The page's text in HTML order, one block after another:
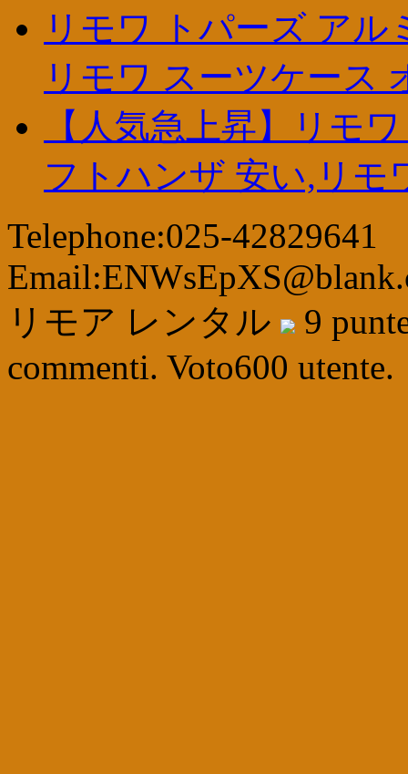
リモワ トパーズ ア
リモワ スーツケース
【人気急上昇】リモ
フトハンザ 安い,リモ
Telephone:025-42829641
リモア レンタル
9
commenti. Voto600 utente.